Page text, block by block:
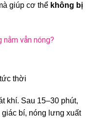
giúp cơ thể không bị
vẫn nóng?
thời
khí. Sau 15–30 phút,
bí, nóng lưng xuất